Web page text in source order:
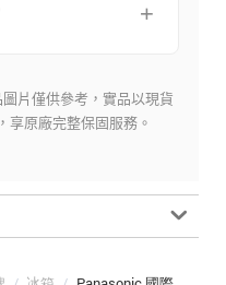
片僅供參考，實品以現貨
享原廠完整保固服務。